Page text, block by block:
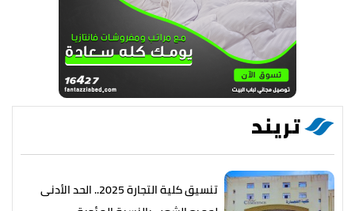
تريند
تنسيق كلية التجارة 2025.. الحد الأدنى